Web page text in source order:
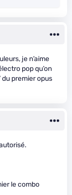
je n’aime
pop qu’on
premier opus
le combo